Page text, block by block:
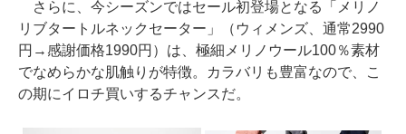
さらに、今シーズンではセール初登場となる「メリノ
リブタートルネックセーター」（ウィメンズ、通常2990
円→感謝価格1990円）は、極細メリノウール100％素材
でなめらかな肌触りが特徴。カラバリも豊富なので、こ
の期にイロチ買いするチャンスだ。